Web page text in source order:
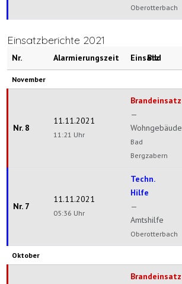
Oberotterbach
Einsatzberichte 2021
Nr. Alarmierungszeit Einsatz
Bild
November
Nr. 8
11.11.2021
11:21 Uhr
Brandeinsatz
—
Wohngebäude
Bad
Bergzabern
Nr. 7
11.11.2021
05:36 Uhr
Techn.
Hilfe
—
Amtshilfe
Oberotterbach
Oktober
Brandeinsatz